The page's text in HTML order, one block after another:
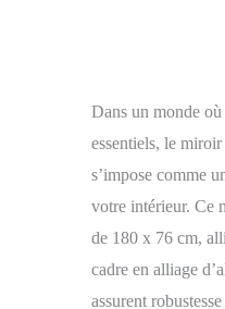
Dans un monde où
essentiels, le
s’impose comme
votre intérieur. Ce
de 180 x 76 cm,
cadre en alliage
assurent